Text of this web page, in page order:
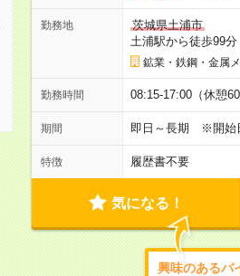
勤務地
茨城県土浦市
土浦駅から徒歩99分
鉱業・鉄鋼・金属
勤務時間 08:15-17:00（休憩
期間 即日～長期 ※開始
特徴 履歴書不要
気になる！
興味のあるバ